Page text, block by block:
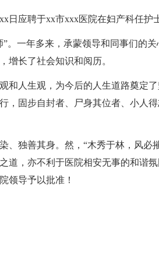
日应聘于xx市xxx医院在妇产科任护
”。一年多来，承蒙领导和同事们的
增长了社会知识和阅历。
和人生观，为今后的人生道路奠定
，固步自封者、尸身其位者、小人
、独善其身。然，“木秀于林，风必
道，亦不利于医院相安无事的和谐
领导予以批准！